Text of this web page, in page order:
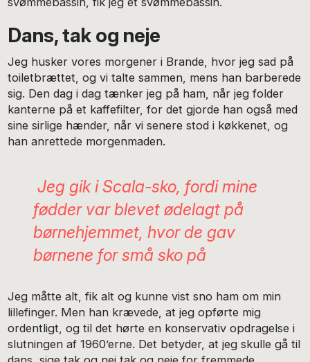
Dans, tak og neje
Jeg husker vores morgener i Brande, hvor jeg sad på
toiletbrættet, og vi talte sammen, mens han barberede
sig. Den dag i dag tænker jeg på ham, når jeg folder
kanterne på et kaffefilter, for det gjorde han også med
sine sirlige hænder, når vi senere stod i køkkenet, og
han anrettede morgenmaden.
Jeg gik i Scala-sko, fordi mine
fødder var blevet ødelagt på
børnehjemmet, hvor de gav
børnene for små sko på
Jeg måtte alt, fik alt og kunne vist sno ham om min
lillefinger. Men han krævede, at jeg opførte mig
ordentligt, og til det hørte en konservativ opdragelse i
slutningen af 1960’erne. Det betyder, at jeg skulle gå til